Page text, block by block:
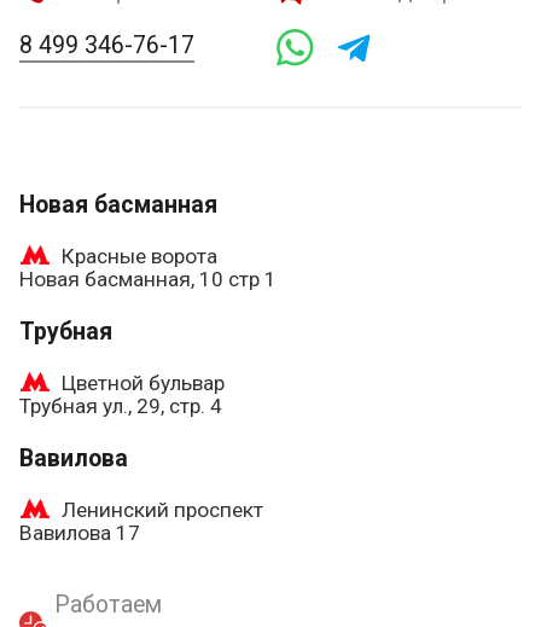
8 499 346-76-17
Новая басманная
Красные ворота
Новая басманная, 10 стр 1
Трубная
Цветной бульвар
Трубная ул., 29, стр. 4
Вавилова
Ленинский проспект
Вавилова 17
Работаем